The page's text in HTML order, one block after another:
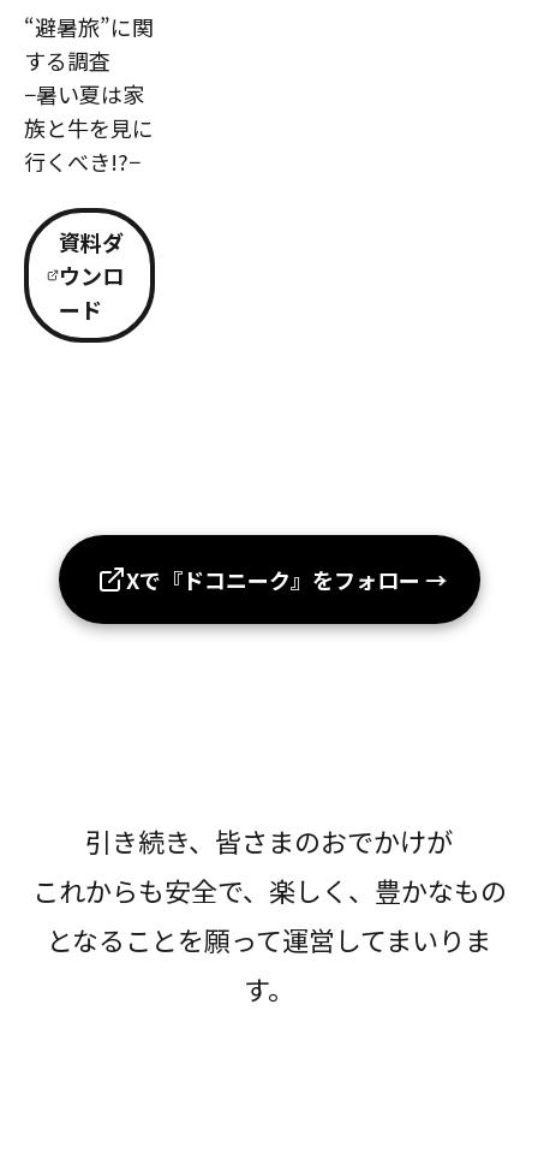
“避暑旅”に関
する調査
−暑い夏は家
族と牛を見に
行くべき!?−
資料ダ
ウンロ
ード
Xで『ドコニーク』をフォロー →
引き続き、皆さまのおでかけが
これからも安全で、楽しく、豊かなもの
となることを願って運営してまいりま
す。